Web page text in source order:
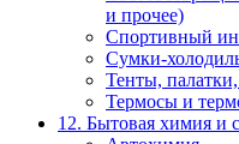
и прочее)
Спортивный
Сумки-
Тенты,
Термосы и
12. Бытовая химия и